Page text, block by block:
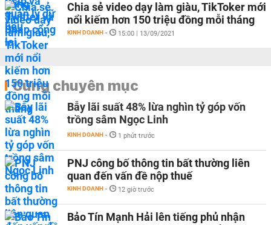
Chia sẻ video dạy làm giàu, TikToker mới
nổi kiếm hơn 150 triệu đồng mỗi tháng
KINH DOANH - 15:00 | 13/09/2021
Cùng chuyên mục
Bẫy lãi suất 48% lừa nghìn tỷ góp vốn
trồng sâm Ngọc Linh
KINH DOANH - 1 phút trước
PNJ công bố thông tin bất thường liên
quan đến vấn đề nộp thuế
KINH DOANH - 12 giờ trước
Bảo Tín Mạnh Hải lên tiếng phủ nhận